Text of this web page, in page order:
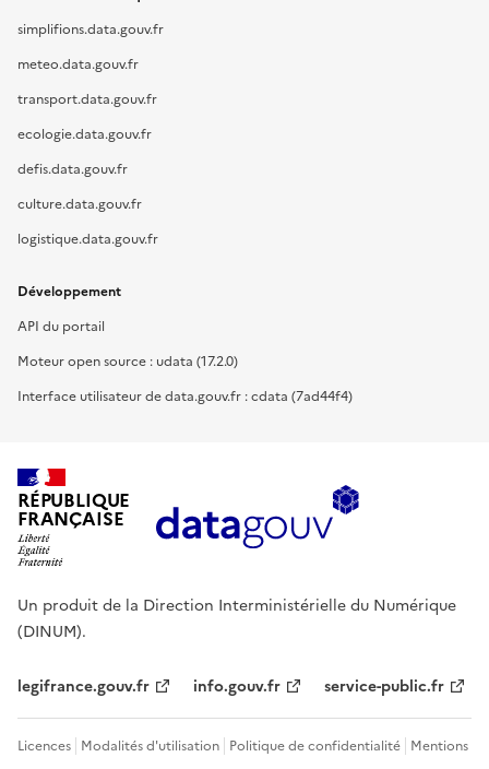
simplifions.data.gouv.fr
meteo.data.gouv.fr
transport.data.gouv.fr
ecologie.data.gouv.fr
defis.data.gouv.fr
culture.data.gouv.fr
logistique.data.gouv.fr
Développement
API du portail
Moteur open source : udata (17.2.0)
Interface utilisateur de data.gouv.fr : cdata (7ad44f4)
RÉPUBLIQUE
FRANÇAISE
Un produit de la Direction Interministérielle du Numérique
(DINUM).
legifrance.gouv.fr info.gouv.fr service-public.fr
Licences Modalités d'utilisation Politique de confidentialité Mentions